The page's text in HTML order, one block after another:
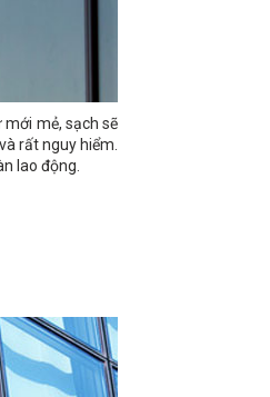
mẻ, sạch sẽ
rất nguy hiểm.
lao động.